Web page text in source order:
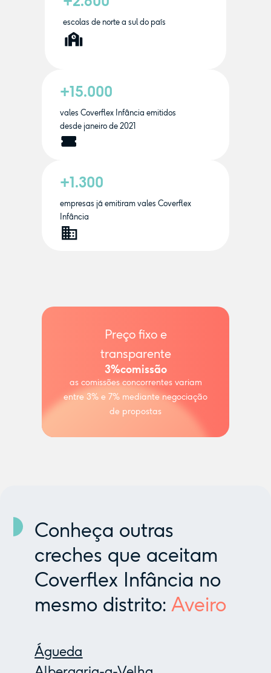
escolas de norte a sul do país
+15.000
vales Coverflex Infância emitidos
desde janeiro de 2021
+1.300
empresas já emitiram vales Coverflex
Infância
Preço fixo e
transparente
3%comissão
as comissões concorrentes variam
entre 3% e 7% mediante negociação
de propostas
Conheça outras
creches que aceitam
Coverflex Infância no
mesmo distrito:Aveiro
Águeda